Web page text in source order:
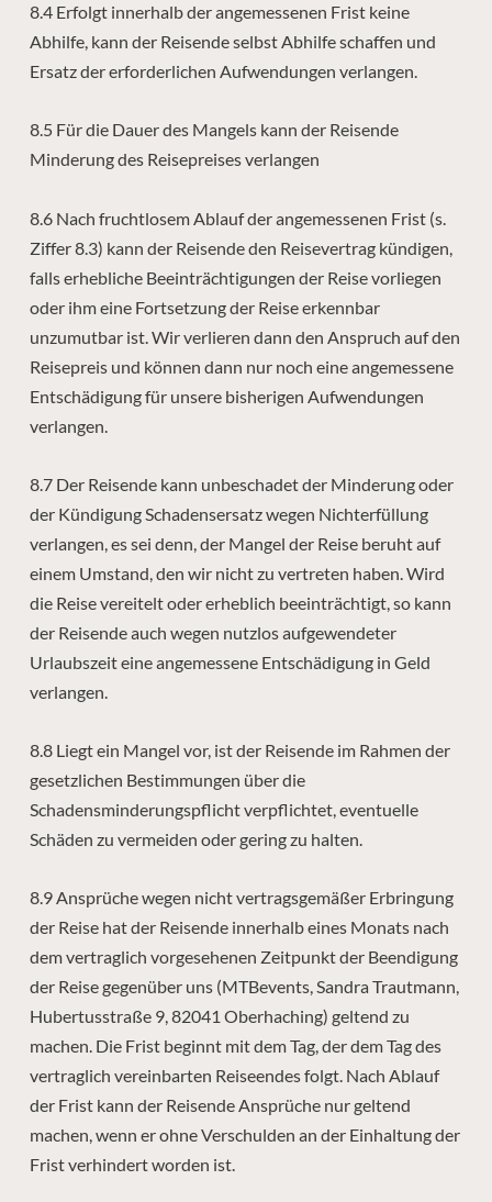
8.4 Erfolgt innerhalb der angemessenen Frist keine
Abhilfe, kann der Reisende selbst Abhilfe schaffen und
Ersatz der erforderlichen Aufwendungen verlangen.
8.5 Für die Dauer des Mangels kann der Reisende
Minderung des Reisepreises verlangen
8.6 Nach fruchtlosem Ablauf der angemessenen Frist (s.
Ziffer 8.3) kann der Reisende den Reisevertrag kündigen,
falls erhebliche Beeinträchtigungen der Reise vorliegen
oder ihm eine Fortsetzung der Reise erkennbar
unzumutbar ist. Wir verlieren dann den Anspruch auf den
Reisepreis und können dann nur noch eine angemessene
Entschädigung für unsere bisherigen Aufwendungen
verlangen.
8.7 Der Reisende kann unbeschadet der Minderung oder
der Kündigung Schadensersatz wegen Nichterfüllung
verlangen, es sei denn, der Mangel der Reise beruht auf
einem Umstand, den wir nicht zu vertreten haben.Wird
die Reise vereitelt oder erheblich beeinträchtigt, so kann
der Reisende auch wegen nutzlos aufgewendeter
Urlaubszeit eine angemessene Entschädigung in Geld
verlangen.
8.8 Liegt ein Mangel vor, ist der Reisende im Rahmen der
gesetzlichen Bestimmungen über die
Schadensminderungspflicht verpflichtet, eventuelle
Schäden zu vermeiden oder gering zu halten.
8.9 Ansprüche wegen nicht vertragsgemäßer Erbringung
der Reise hat der Reisende innerhalb eines Monats nach
dem vertraglich vorgesehenen Zeitpunkt der Beendigung
der Reise gegenüber uns (MTBevents, Sandra Trautmann,
Hubertusstraße 9, 82041 Oberhaching) geltend zu
machen. Die Frist beginnt mit dem Tag, der dem Tag des
vertraglich vereinbarten Reiseendes folgt. Nach Ablauf
der Frist kann der Reisende Ansprüche nur geltend
machen, wenn er ohne Verschulden an der Einhaltung der
Frist verhindert worden ist.